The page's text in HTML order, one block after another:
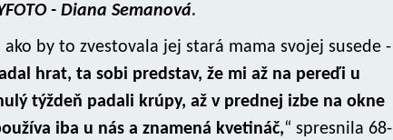
- Diana Semanová.
by to zvestovala jej stará mama svojej susede -
hrat, ta sobi predstav, že mi až na pereďi u
týždeň padali krúpy, až v prednej izbe na okne
iba u nás a znamená kvetináč,“ spresnila 68-